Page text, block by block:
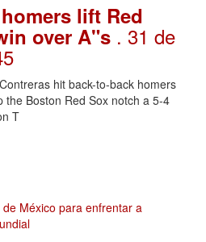
lift Red
over A"s . 31 de
hit back-to-back homers
the Boston Red Sox notch a 5-4
T